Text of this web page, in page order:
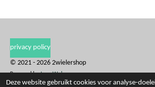
Deze website gebruikt cookies voor analyse-
privacy policy
© 2021 - 2026 2wielershop
Powered byJouwWeb